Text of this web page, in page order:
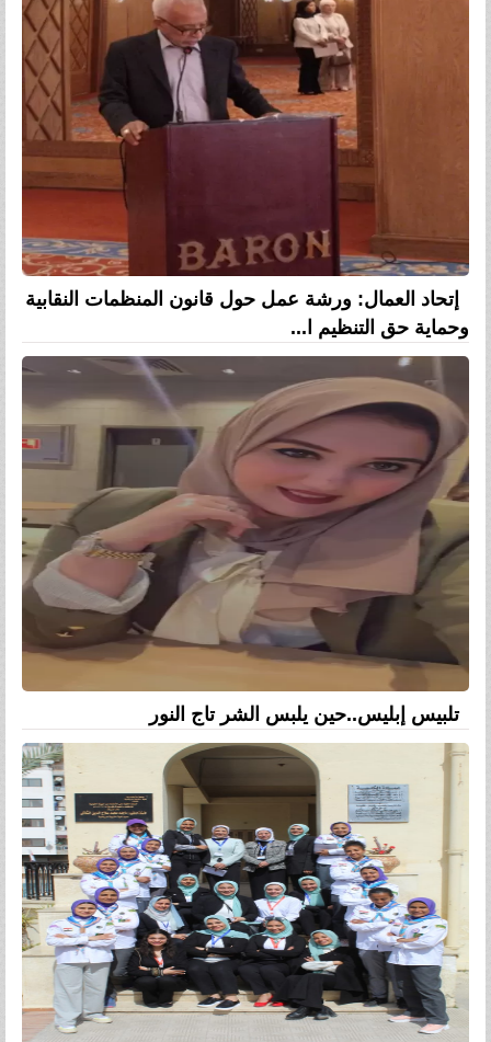
إتحاد العمال: ورشة عمل حول قانون المنظمات النقابية
وحماية حق التنظيم ا...
تلبيس إبليس..حين يلبس الشر تاج النور